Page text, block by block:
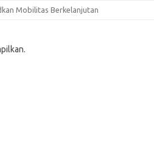
Mobilitas Berkelanjutan